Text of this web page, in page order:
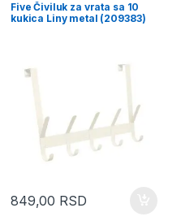
Five Čiviluk za vrata sa 10
kukica Liny metal (209383)
849,00 RSD